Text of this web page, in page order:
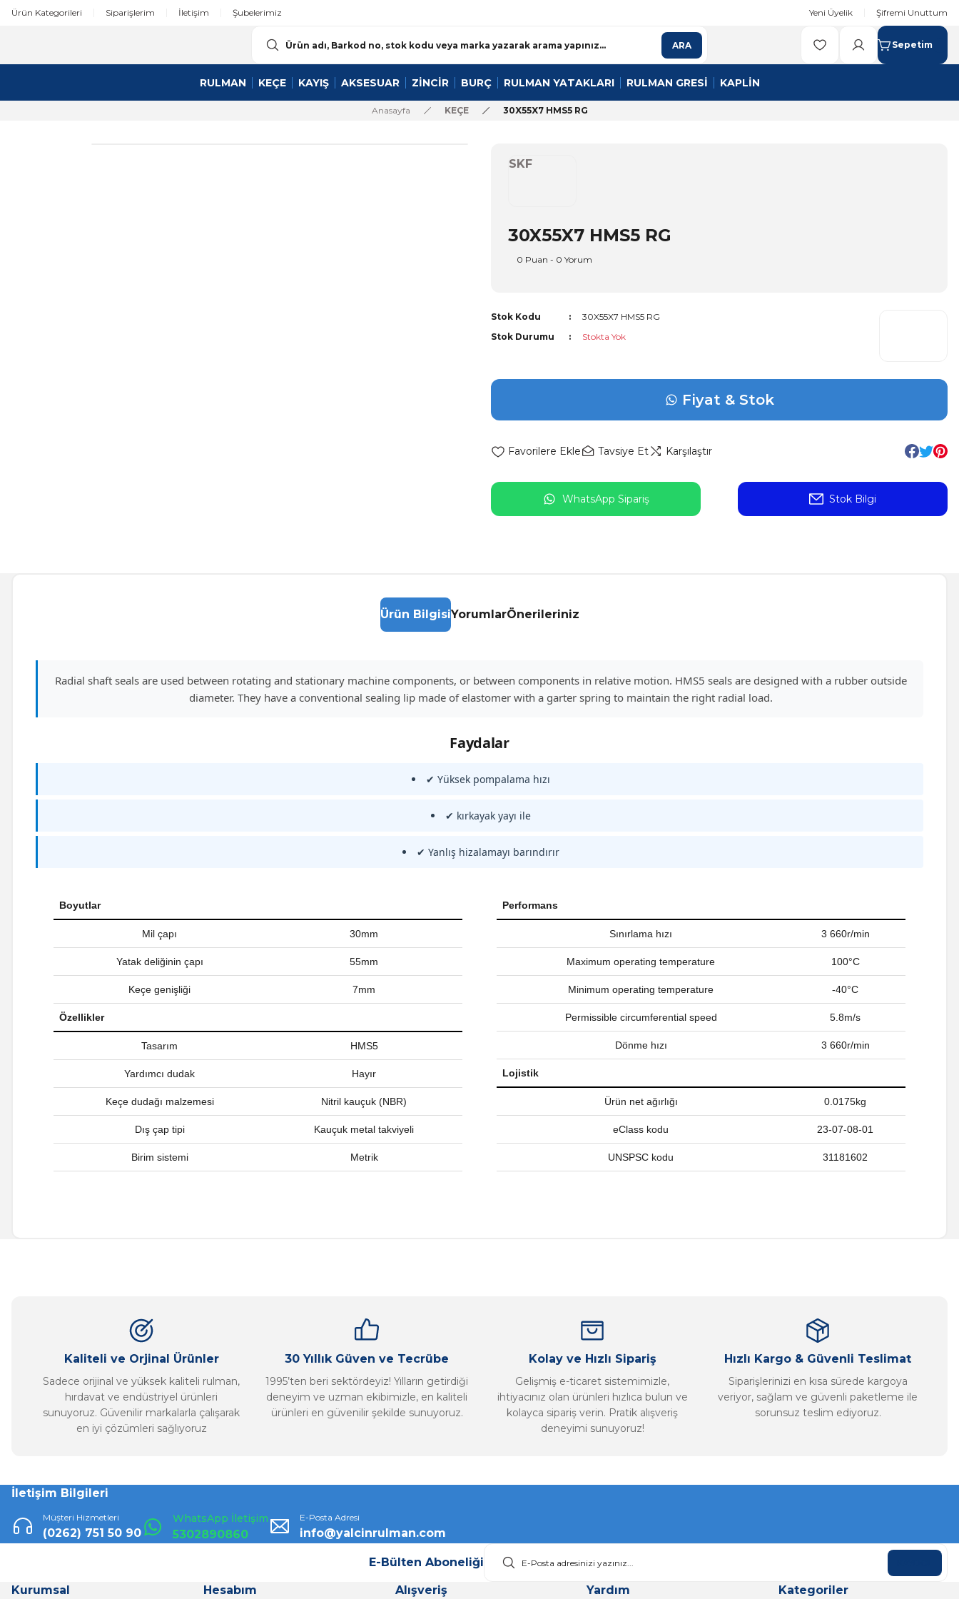
Ürün Kategorileri Siparişlerim İletişim Şubelerimiz Yeni Üyelik Şifremi Unuttum
ARA Sepetim
RULMAN KEÇE KAYIŞ AKSESUAR ZİNCİR BURÇ RULMAN YATAKLARI RULMAN GRESİ KAPLİN
Anasayfa KEÇE 30X55X7 HMS5 RG
SKF
30X55X7 HMS5 RG
0 Puan - 0 Yorum
Stok Kodu
30X55X7 HMS5 RG
Stok Durumu
Stokta Yok
Fiyat & Stok
Tavsiye Et Karşılaştır
WhatsApp Sipariş Stok Bilgi
Ürün BilgisiYorumlarÖnerileriniz
Radial shaft seals are used between rotating and stationary machine components, or between components in relative motion. HMS5 seals are designed with a rubber outside
diameter. They have a conventional sealing lip made of elastomer with a garter spring to maintain the right radial load.
Faydalar
✔ Yüksek pompalama hızı
✔ kırkayak yayı ile
✔ Yanlış hizalamayı barındırır
Boyutlar
Mil çapı 30mm
Yatak deliğinin çapı 55mm
Keçe genişliği 7mm
Özellikler
Tasarım HMS5
Yardımcı dudak Hayır
Keçe dudağı malzemesi Nitril kauçuk (NBR)
Dış çap tipi Kauçuk metal takviyeli
Birim sistemi Metrik
Performans
Sınırlama hızı 3 660r/min
Maximum operating temperature 100°C
Minimum operating temperature -40°C
Permissible circumferential speed 5.8m/s
Dönme hızı 3 660r/min
Lojistik
Ürün net ağırlığı 0.0175kg
eClass kodu 23-07-08-01
UNSPSC kodu 31181602
Ürün fiyatı diğer sitelerden daha pahalı.
Bu ürüne benzer farklı alternatifler olmalı.
Kaliteli ve Orjinal Ürünler
Sadece orijinal ve yüksek kaliteli rulman,
hırdavat ve endüstriyel ürünleri
sunuyoruz. Güvenilir markalarla çalışarak
en iyi çözümleri sağlıyoruz
30 Yıllık Güven ve Tecrübe
1995’ten beri sektördeyiz! Yılların getirdiği
deneyim ve uzman ekibimizle, en kaliteli
ürünleri en güvenilir şekilde sunuyoruz.
Kolay ve Hızlı Sipariş
Gelişmiş e-ticaret sistemimizle,
ihtiyacınız olan ürünleri hızlıca bulun ve
kolayca sipariş verin. Pratik alışveriş
deneyimi sunuyoruz!
Hızlı Kargo & Güvenli Teslimat
Siparişlerinizi en kısa sürede kargoya
veriyor, sağlam ve güvenli paketleme ile
sorunsuz teslim ediyoruz.
İletişim Bilgileri
Müşteri Hizmetleri
(0262) 751 50 90
WhatsApp İletişim
5302890860
E-Posta Adresi
info@yalcinrulman.com
E-Bülten Aboneliği
Kurumsal Hesabım Alışveriş Yardım Kategoriler